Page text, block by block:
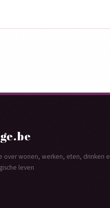
over wonen, werken, eten, drinken
leven